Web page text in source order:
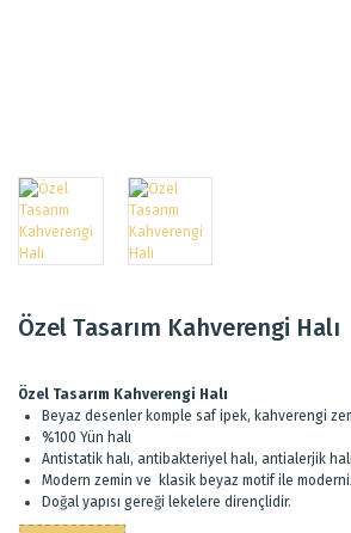
Özel Tasarım Kahverengi Halı
Özel Tasarım Kahverengi Halı
Beyaz desenler komple saf ipek, kahverengi
%100 Yün halı
Antistatik halı, antibakteriyel halı, antialerjik halı
Modern zemin ve klasik beyaz motif ile
Doğal yapısı gereği lekelere dirençlidir.